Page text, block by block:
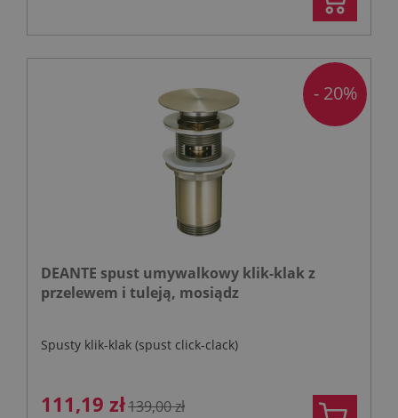
DEANTE spust umywalkowy klik-klak z
przelewem i tuleją, mosiądz
Spusty klik-klak (spust click-clack)
111,19 zł139,00 zł
- 20%